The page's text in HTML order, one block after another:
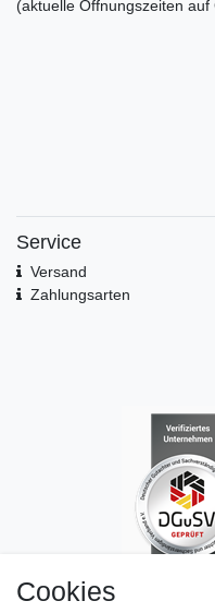
Cookies
(aktuelle Öffnungszeiten auf
Service
Versand
Zahlungsarten